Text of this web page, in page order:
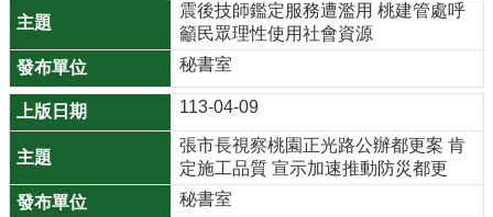
回
首
頁
網
站
導
覽
震後技師鑑定服務遭濫用 桃建管處呼
籲民眾理性使用社會資源
秘書室
113-04-09
張市長視察桃園正光路公辦都更案 肯
定施工品質 宣示加速推動防災都更
秘書室